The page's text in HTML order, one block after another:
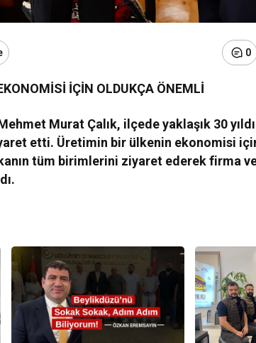
0
İÇİN OLDUKÇA ÖNEMLİ
Murat Çalık, ilçede yaklaşık 30
etti. Üretimin bir ülkenin ekonomisi
tüm birimlerini ziyaret ederek firma